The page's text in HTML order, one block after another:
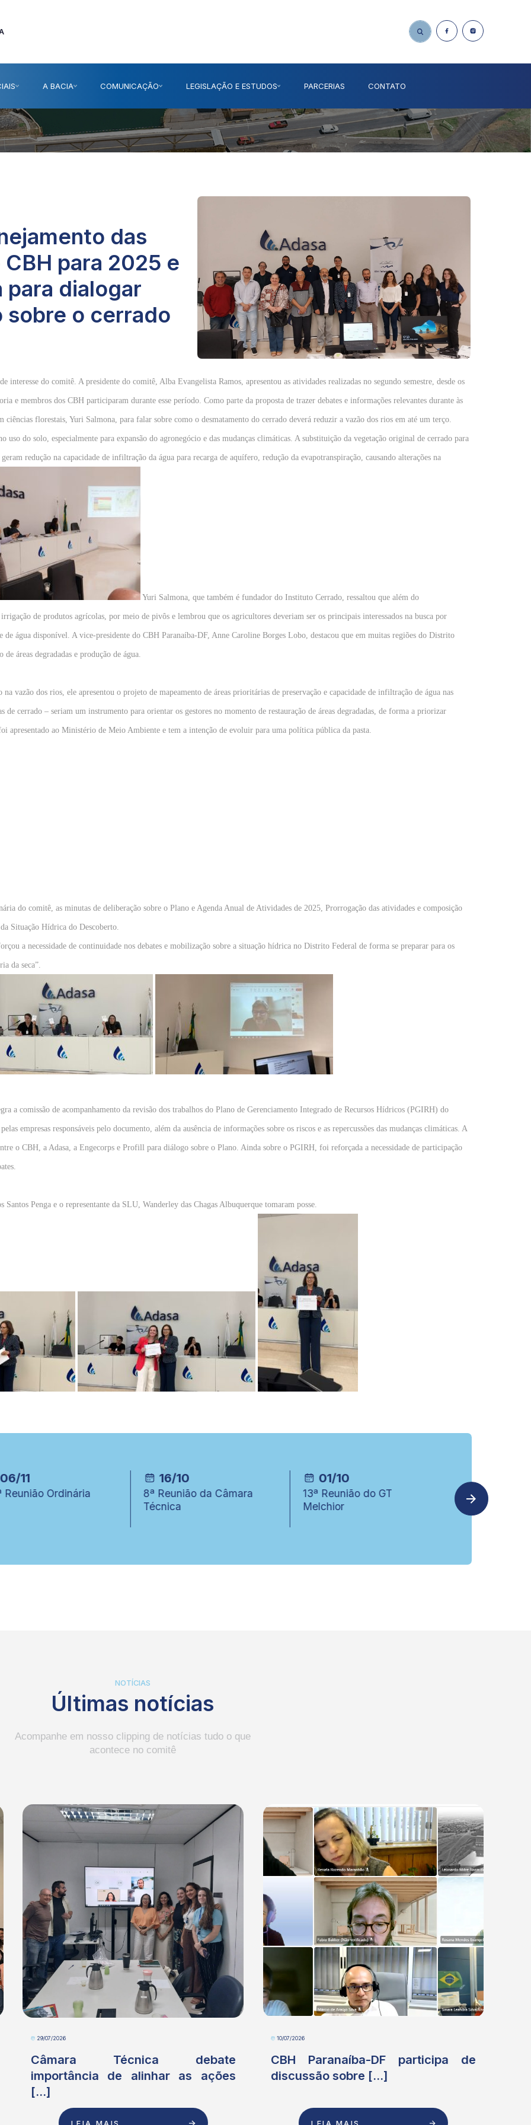
A BACIA COMUNICAÇÃO LEGISLAÇÃO E ESTUDOS PARCERIAS CONTATO
das
para 2025 e
dialogar
sobre o cerrado
interesse do comitê. A presidente do comitê, Alba Evangelista Ramos, apresentou as atividades realizadas no segundo semestre, desde os
e membros dos CBH participaram durante esse período. Como parte da proposta de trazer debates e informações relevantes durante às
florestais, Yuri Salmona, para falar sobre como o desmatamento do cerrado deverá reduzir a vazão dos rios em até um terço.
do solo, especialmente para expansão do agronegócio e das mudanças climáticas. A substituição da vegetação original de cerrado para
redução na capacidade de infiltração da água para recarga de aquífero, redução da evapotranspiração, causando alterações na
Yuri Salmona, que também é fundador do Instituto Cerrado, ressaltou que além do
de produtos agrícolas, por meio de pivôs e lembrou que os agricultores deveriam ser os principais interessados na busca por
de água disponível. A vice-presidente do CBH Paranaíba-DF, Anne Caroline Borges Lobo, destacou que em muitas regiões do Distrito
áreas degradadas e produção de água.
vazão dos rios, ele apresentou o projeto de mapeamento de áreas prioritárias de preservação e capacidade de infiltração de água nas
de cerrado – seriam um instrumento para orientar os gestores no momento de restauração de áreas degradadas, de forma a priorizar
apresentado ao Ministério de Meio Ambiente e tem a intenção de evoluir para uma política pública da pasta.
do comitê, as minutas de deliberação sobre o Plano e Agenda Anual de Atividades de 2025, Prorrogação das atividades e composição
Situação Hídrica do Descoberto.
a necessidade de continuidade nos debates e mobilização sobre a situação hídrica no Distrito Federal de forma se preparar para os
da seca”.
a comissão de acompanhamento da revisão dos trabalhos do Plano de Gerenciamento Integrado de Recursos Hídricos (PGIRH) do
empresas responsáveis pelo documento, além da ausência de informações sobre os riscos e as repercussões das mudanças climáticas. A
o CBH, a Adasa, a Engecorps e Profill para diálogo sobre o Plano. Ainda sobre o PGIRH, foi reforçada a necessidade de participação
Penga e o representante da SLU, Wanderley das Chagas Albuquerque tomaram posse.
16/10
da Câmara
01/10
13ª Reunião do GT
Melchior
23/09
7ª Reunião do GTEA
15ª Reunião
Melchior
NOTÍCIAS
Últimas notícias
Acompanhe em nosso clipping de notícias tudo o que
acontece no comitê
29/07/2026
Câmara Técnica debate
importância de alinhar as ações
[...]
LEIA MAIS
10/07/2026
CBH Paranaíba-DF participa de
discussão sobre [...]
LEIA MAIS